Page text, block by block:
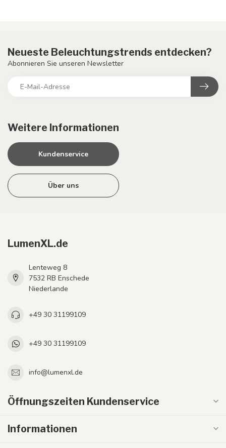
Weitere Informationen
Kundenservice
Über uns
Neueste Beleuchtungstrends entdecken?
Abonnieren Sie unseren Newsletter
LumenXL.de
Lenteweg 8
7532 RB Enschede
Niederlande
+49 30 31199109
+49 30 31199109
info@lumenxl.de
Öffnungszeiten Kundenservice
Informationen